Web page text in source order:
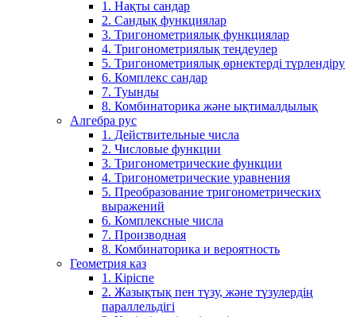
1. Нақты сандар
2. Сандық функциялар
3. Тригонометриялық функциялар
4. Тригонометриялық теңдеулер
5. Тригонометриялық өрнектерді түрлендіру
6. Комплекс сандар
7. Туынды
8. Комбинаторика және ықтималдылық
Алгебра рус
1. Действительные числа
2. Числовые функции
3. Тригонометрические функции
4. Тригонометрические уравнения
5. Преобразование тригонометрических
выражений
6. Комплексные числа
7. Производная
8. Комбинаторика и вероятность
Геометрия каз
1. Кіріспе
2. Жазықтық пен түзу, және түзулердің
параллельдігі